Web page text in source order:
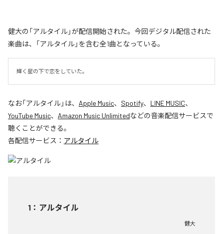
健大の「アルタイル」が配信開始された。今回デジタル配信された
楽曲は、「アルタイル」を含む全1曲となっている。
輝く星の下で恋をしていた。
なお「アルタイル」は、 Apple Music、 Spotify、 LINE MUSIC、
YouTube Music、 Amazon Music Unlimitedなどの音楽配信サービスで
聴くことができる。
各配信サービス： アルタイル
1 ： アルタイル
健大